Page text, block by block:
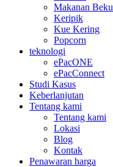
Makanan Beku
Keripik
Kue Kering
Popcorn
teknologi
ePacONE
ePacConnect
Studi Kasus
Keberlanjutan
Tentang kami
Tentang kami
Lokasi
Blog
Kontak
Penawaran harga